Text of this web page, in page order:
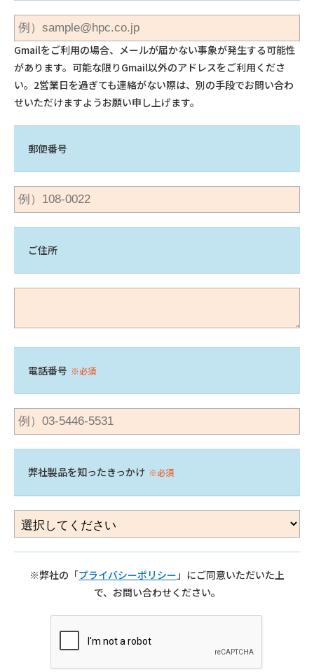
Gmailをご利用の場合、メールが届かない事象が発生する可能性
があります。可能な限りGmail以外のアドレスをご利用くださ
い。2営業日を過ぎても連絡がない際は、別の手段でお問い合わ
せいただけますようお願い申し上げます。
郵便番号
ご住所
電話番号 ※必須
弊社製品を知ったきっかけ ※必須
※弊社の「プライバシーポリシー」にご同意いただいた上
で、お問い合わせください。